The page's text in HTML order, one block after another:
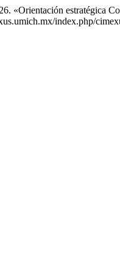
«Orientación estratégica
index.php/